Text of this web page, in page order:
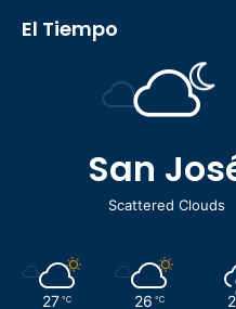
El Tiempo
San
Scattered Clouds
27 ℃ 26 ℃